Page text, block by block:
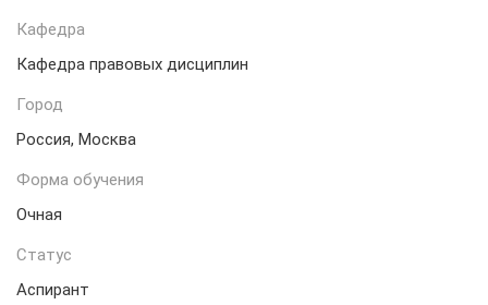
Кафедра
Кафедра правовых дисциплин
Город
Россия, Москва
Форма обучения
Очная
Статус
Аспирант